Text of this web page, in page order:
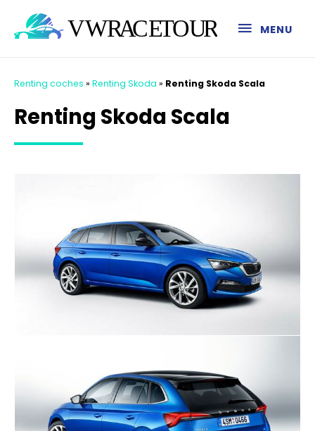
MENU
Renting coches » Renting Skoda » Renting Skoda Scala
Renting Skoda Scala